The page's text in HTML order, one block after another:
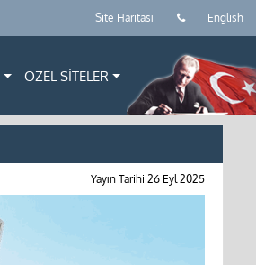
Site Haritası English
ÖZEL SİTELER
Yayın Tarihi 26 Eyl 2025